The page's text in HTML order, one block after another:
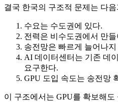
결국 한국의 구조적 문제는 다음
수요는 수도권에 있다.
전력은 비수도권에서 만들
송전망은 빠르게 늘어나지
AI 데이터센터는 기존 데
요구한다.
GPU 도입 속도는 송전망
이 구조에서는 GPU를 확보해